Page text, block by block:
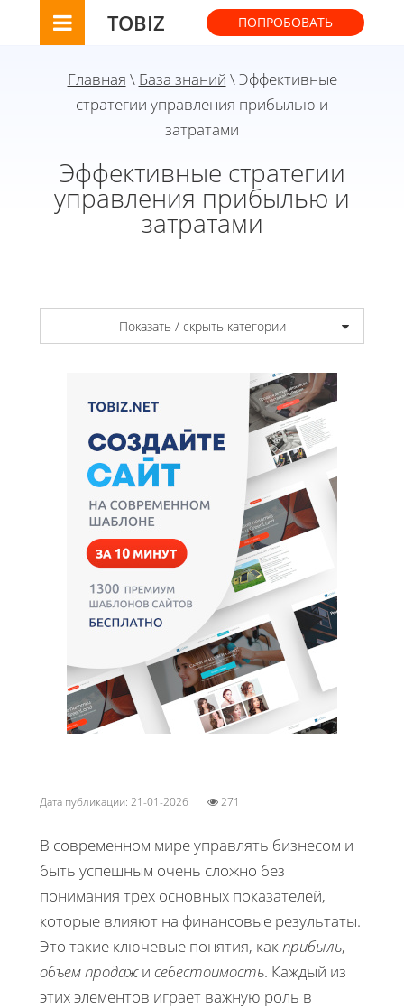
TOBIZ ПОПРОБОВАТЬ
Главная \ База знаний \ Эффективные
стратегии управления прибылью и
затратами
Эффективные стратегии
управления прибылью и
затратами
Показать / скрыть категории
Дата публикации: 21-01-2026 271
В современном мире управлять бизнесом и
быть успешным очень сложно без
понимания трех основных показателей,
которые влияют на финансовые результаты.
Это такие ключевые понятия, какприбыль,
объем продажи себестоимость. Каждый из
этих элементов играет важную роль в